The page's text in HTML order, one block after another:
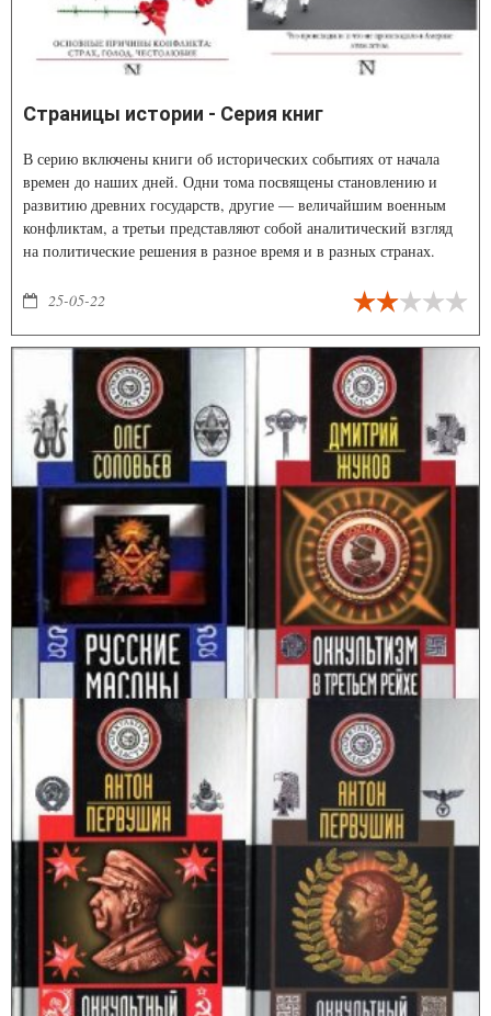
Страницы истории - Серия книг
В серию включены книги об исторических событиях от начала
времен до наших дней. Одни тома посвящены становлению и
развитию древних государств, другие — величайшим военным
конфликтам, а третьи представляют собой аналитический взгляд
на политические решения в разное время и в разных странах.
25-05-22